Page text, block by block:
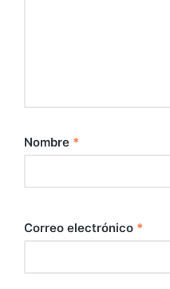
Nombre *
Correo electrónico *